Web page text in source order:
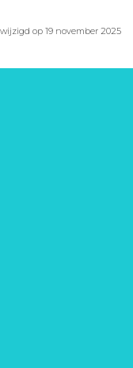
op 19 november 2025